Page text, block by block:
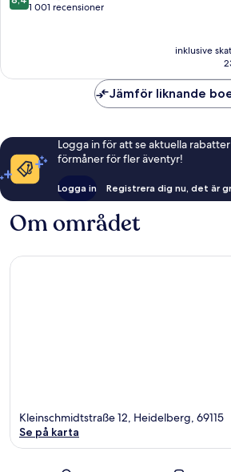
av
1 001 recensioner
inklusive
Jämför liknande
Logga in för att se aktuella
förmåner för fler äventyr!
Logga in Registrera dig nu, det är
Om området
Kleinschmidtstraße 12, Heidelberg, 69115
Se på karta